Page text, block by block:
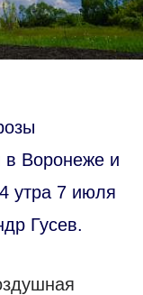
в Воронеже и
утра 7 июля
Гусев.